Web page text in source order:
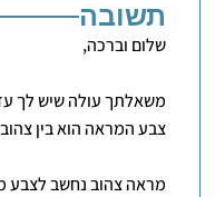
תשובה
שלום וברכה,
משאלתך עולה שיש לך
צבע המראה הוא בין
מראה צהוב נחשב לצבע